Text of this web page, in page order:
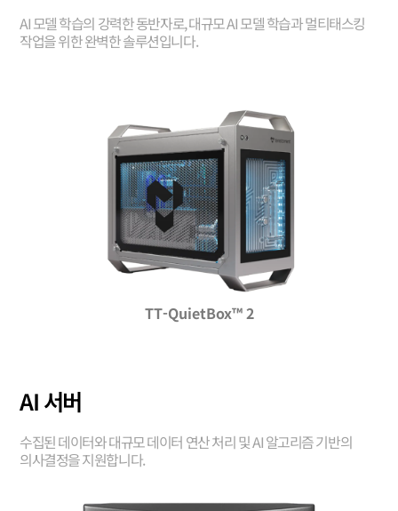
AI 모델 학습의 강력한 동반자로, 대규모 AI 모델 학습과 멀티태스킹
작업을 위한 완벽한 솔루션입니다.
TT-QuietBox™ 2
AI 서버
수집된 데이터와 대규모 데이터 연산 처리 및 AI 알고리즘 기반의
의사결정을 지원합니다.